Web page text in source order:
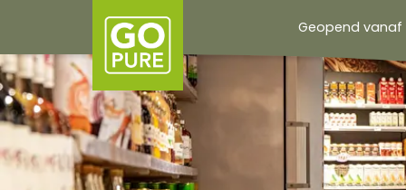
Geopend vanaf